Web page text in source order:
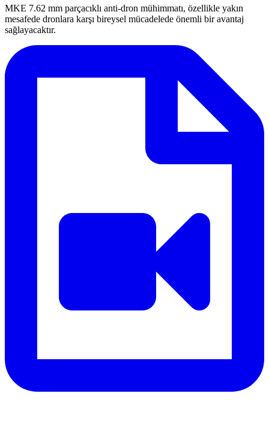
MKE 7.62 mm parçacıklı anti-dron mühimmatı, özellikle yakın
mesafede dronlara karşı bireysel mücadelede önemli bir avantaj
sağlayacaktır.